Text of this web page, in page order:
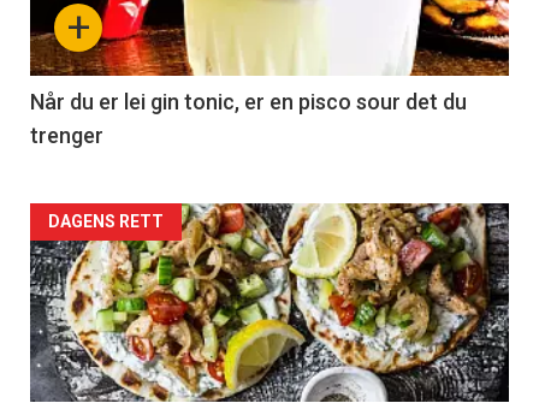
+
Når du er lei gin tonic, er en pisco sour det du
trenger
Forsiden
akkurat
nå
-
DAGENS RETT